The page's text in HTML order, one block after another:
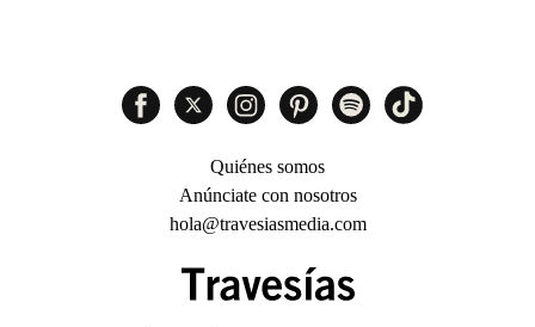
Quiénes somos
Anúnciate con nosotros
hola@travesiasmedia.com